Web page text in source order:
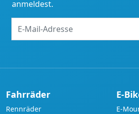
anmeldest.
Mail-
Fahrräder
Rennräder
E-
E-